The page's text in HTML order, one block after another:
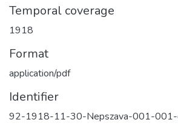
Temporal coverage
1918
Format
application/pdf
Identifier
92-1918-11-30-Nepszava-001-001-